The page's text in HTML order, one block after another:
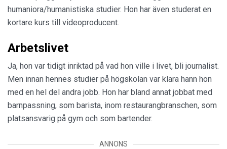
humaniora/humanistiska studier. Hon har även studerat en
kortare kurs till videoproducent.
Arbetslivet
Ja, hon var tidigt inriktad på vad hon ville i livet, bli journalist.
Men innan hennes studier på högskolan var klara hann hon
med en hel del andra jobb. Hon har bland annat jobbat med
barnpassning, som barista, inom restaurangbranschen, som
platsansvarig på gym och som bartender.
ANNONS